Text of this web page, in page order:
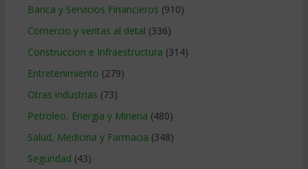
Banca y Servicios Financieros (910)
Comercio y ventas al detal (336)
Construccion e Infraestructura (314)
Entretenimiento (279)
Otras industrias (73)
Petroleo, Energia y Mineria (480)
Salud, Medicina y Farmacia (348)
Seguridad (43)